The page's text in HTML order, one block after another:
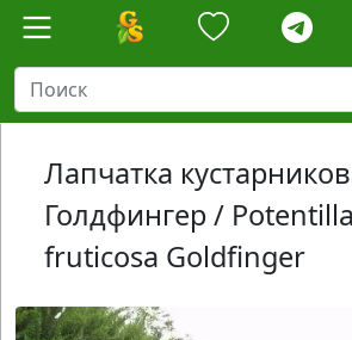
Лапчатка
Голдфингер / Potentilla
fruticosa Goldfinger